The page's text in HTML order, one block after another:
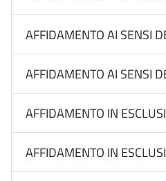
AFFIDAMENTO AI SENSI
AFFIDAMENTO AI SENSI
AFFIDAMENTO IN
AFFIDAMENTO IN